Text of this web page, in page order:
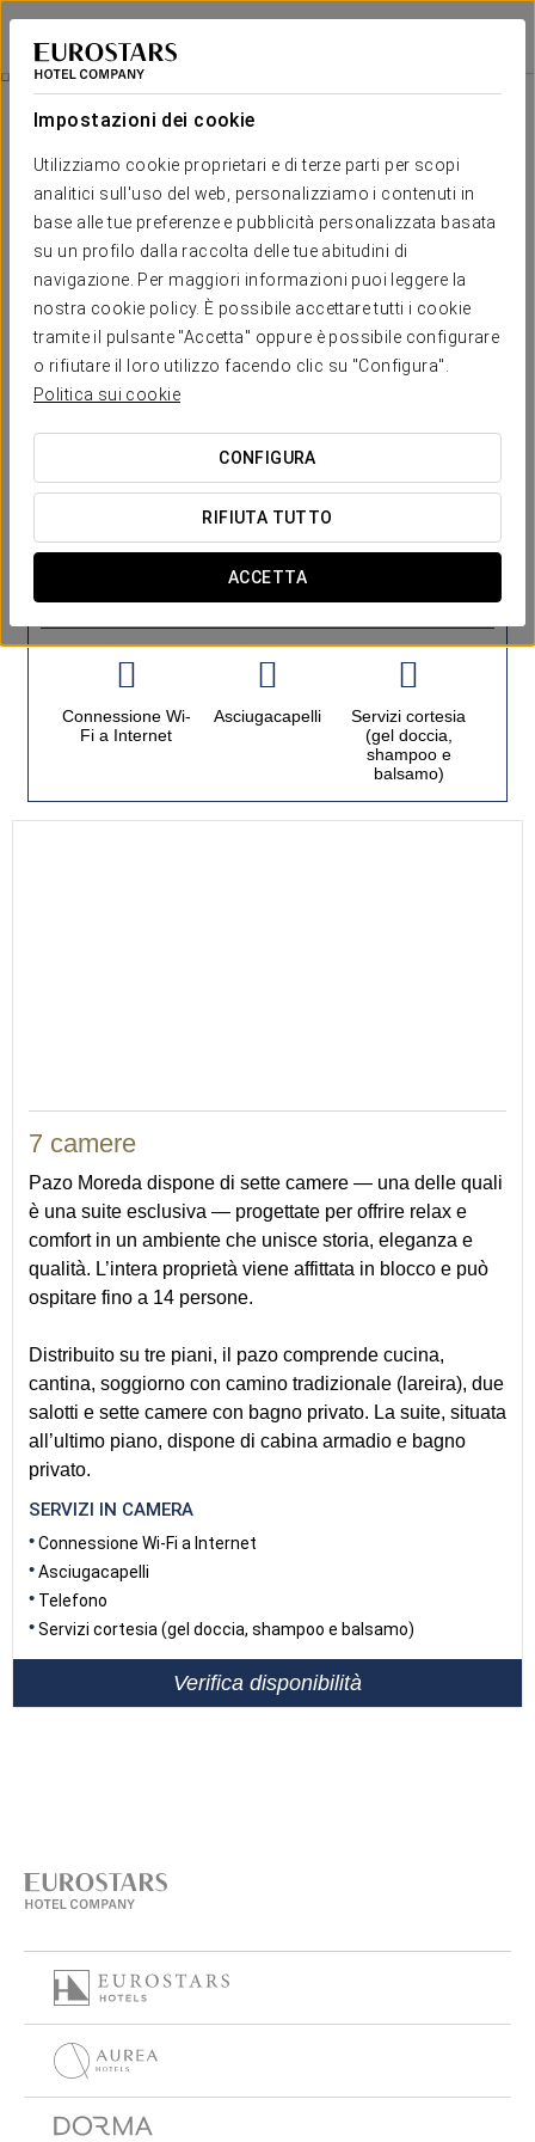
Impostazioni dei cookie
Utilizziamo cookie proprietari e di terze parti per scopi
analitici sull'uso del web, personalizziamo i contenuti in
base alle tue preferenze e pubblicità personalizzata basata
su un profilo dalla raccolta delle tue abitudini di
navigazione. Per maggiori informazioni puoi leggere la
nostra cookie policy. È possibile accettare tutti i cookie
tramite il pulsante "Accetta" oppure è possibile configurare
o rifiutare il loro utilizzo facendo clic su "Configura".
Politica sui cookie
CONFIGURA
RIFIUTA TUTTO
ACCETTA
Pazo Moreda
LUGO - MOREDA (SOBER)
Camere
Camere
Il comfort e il riposo di cui hai
bisogno
Pazo Moreda dispone di 7 camere, di cui una suite, con una
capacità massima di 14 persone. Sono tutti spazi ampi e
accoglienti, pensati per il riposo e il benessere dei nostri ospiti,
con un design che unisce la tradizione e la storia del pazo con
servizi di massima qualità.
Le stanze della casa sorgono su tre piani: a piano terra si trova
una delle camere, la cucina, la cantina e la sala da pranzo con
soggiorno e 5 camere con bagno. All’ultimo piano la Suite con
bagno e spogliatoio.
SERVIZI ESCLUSIVI
Camera
Connessione Wi-
Fi a Internet
Asciugacapelli
Servizi cortesia
(gel doccia,
shampoo e
balsamo)
7 camere
Pazo Moreda dispone di sette camere — una delle quali
è una suite esclusiva — progettate per offrire relax e
comfort in un ambiente che unisce storia, eleganza e
qualità. L’intera proprietà viene affittata in blocco e può
ospitare fino a 14 persone.
Distribuito su tre piani, il pazo comprende cucina,
cantina, soggiorno con camino tradizionale (lareira), due
salotti e sette camere con bagno privato. La suite, situata
all’ultimo piano, dispone di cabina armadio e bagno
privato.
SERVIZI IN CAMERA
Connessione Wi-Fi a Internet
Asciugacapelli
Telefono
Servizi cortesia (gel doccia, shampoo e balsamo)
Verifica disponibilità